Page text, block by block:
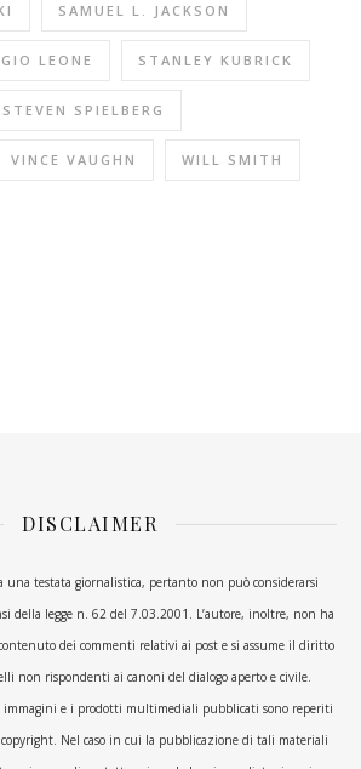
SAMUEL L. JACKSON
LEONE STANLEY KUBRICK
STEVEN SPIELBERG
VINCE VAUGHN WILL SMITH
DISCLAIMER
una testata giornalistica, pertanto non può considerarsi
della legge n. 62 del 7.03.2001. L’autore, inoltre, non ha
dei commenti relativi ai post e si assume il diritto
non rispondenti ai canoni del dialogo aperto e civile.
immagini e i prodotti multimediali pubblicati sono reperiti
copyright. Nel caso in cui la pubblicazione di tali materiali